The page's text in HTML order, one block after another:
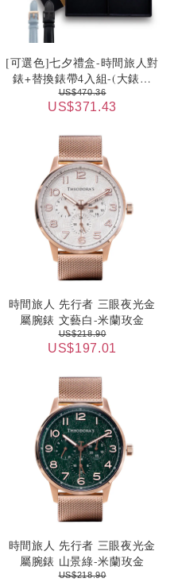
[可選色]七夕禮盒-時間旅人對
錶+替換錶帶4入組-(大錶面
+小錶面)
US$470.36
US$371.43
時間旅人 先行者 三眼夜光金
屬腕錶 文藝白-米蘭玫金
US$218.90
US$197.01
時間旅人 先行者 三眼夜光金
屬腕錶 山景綠-米蘭玫金
US$218.90